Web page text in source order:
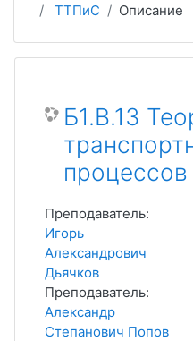
ТТПиС
Описание
Б1.В.13
Преподаватель:
Игорь
Александрович
Дьячков
Преподаватель:
Александр
Степанович Попов